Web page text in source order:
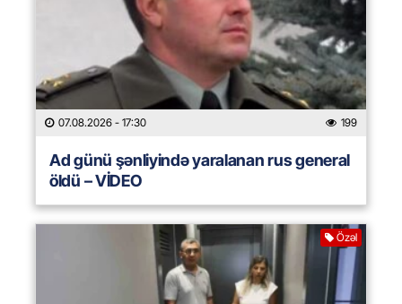
07.08.2026 - 17:30 199
Ad günü şənliyində yaralanan rus general
öldü – VİDEO
Özəl